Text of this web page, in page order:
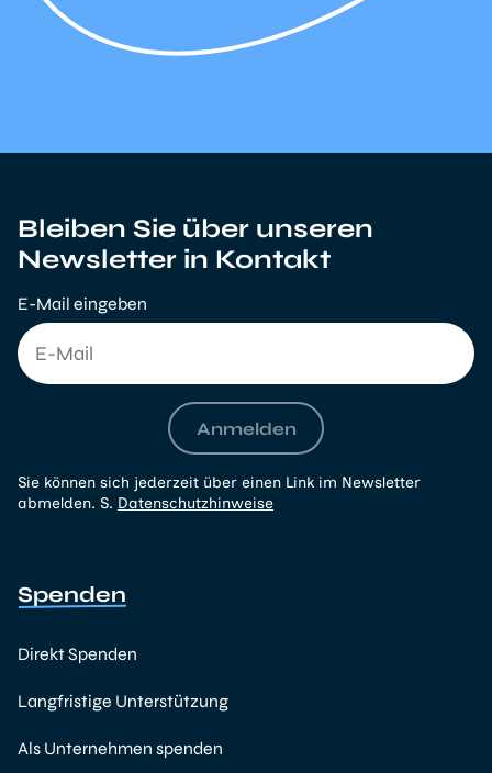
Bleiben Sie über unseren
Newsletter in Kontakt
E-Mail eingeben
Anmelden
Sie können sich jederzeit über einen Link im Newsletter
abmelden. S. Datenschutzhinweise
Spenden
Direkt Spenden
Langfristige Unterstützung
Als Unternehmen spenden